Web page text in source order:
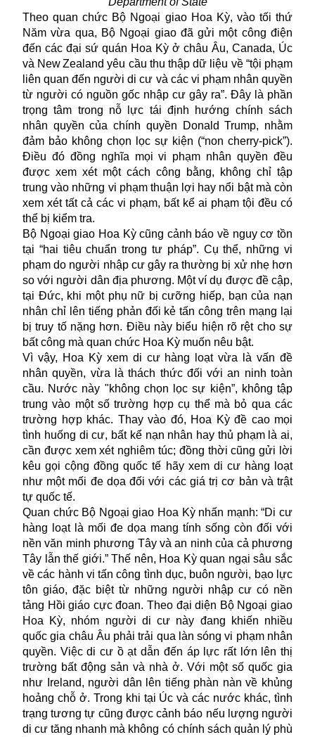
Theo quan chức Bộ Ngoại giao Hoa Kỳ, vào tối thứ
Năm vừa qua, Bộ Ngoại giao đã gửi một công điện
đến các đại sứ quán Hoa Kỳ ở châu Âu, Canada, Úc
và New Zealand yêu cầu thu thập dữ liệu về “tội phạm
liên quan đến người di cư và các vi phạm nhân quyền
từ người có nguồn gốc nhập cư gây ra”. Đây là phần
trọng tâm trong nỗ lực tái định hướng chính sách
nhân quyền của chính quyền Donald Trump, nhằm
đảm bảo không chọn lọc sự kiện (“non cherry‑pick”).
Điều đó đồng nghĩa mọi vi phạm nhân quyền đều
được xem xét một cách công bằng, không chỉ tập
trung vào những vi phạm thuận lợi hay nổi bật mà còn
xem xét tất cả các vi phạm, bất kể ai phạm tội đều có
thể bị kiểm tra.
Bộ Ngoại giao Hoa Kỳ cũng cảnh báo về nguy cơ tồn
tại “hai tiêu chuẩn trong tư pháp”. Cụ thể, những vi
phạm do người nhập cư gây ra thường bị xử nhẹ hơn
so với người dân địa phương. Một ví dụ được đề cập,
tại Đức, khi một phụ nữ bị cưỡng hiếp, bạn của nạn
nhân chỉ lên tiếng phản đối kẻ tấn công trên mạng lại
bị truy tố nặng hơn. Điều này biểu hiện rõ rệt cho sự
bất công mà quan chức Hoa Kỳ muốn nêu bật.
Vì vậy, Hoa Kỳ xem di cư hàng loạt vừa là vấn đề
nhân quyền, vừa là thách thức đối với an ninh toàn
cầu. Nước này "không chọn lọc sự kiện”, không tập
trung vào một số trường hợp cụ thể mà bỏ qua các
trường hợp khác. Thay vào đó, Hoa Kỳ đề cao mọi
tình huống di cư, bất kể nạn nhân hay thủ phạm là ai,
cần được xem xét nghiêm túc; đồng thời cũng gửi lời
kêu gọi cộng đồng quốc tế hãy xem di cư hàng loạt
như một mối đe dọa đối với các giá trị cơ bản và trật
tự quốc tế.
Quan chức Bộ Ngoại giao Hoa Kỳ nhấn mạnh: “Di cư
hàng loạt là mối đe dọa mang tính sống còn đối với
nền văn minh phương Tây và an ninh của cả phương
Tây lẫn thế giới.” Thế nên, Hoa Kỳ quan ngại sâu sắc
về các hành vi tấn công tình dục, buôn người, bạo lực
tôn giáo, đặc biệt từ những người nhập cư có nền
tảng Hồi giáo cực đoan. Theo đại diện Bộ Ngoại giao
Hoa Kỳ, nhóm người di cư này đang khiến nhiều
quốc gia châu Âu phải trải qua làn sóng vi phạm nhân
quyền. Việc di cư ồ ạt dẫn đến áp lực rất lớn lên thị
trường bất động sản và nhà ở. Với một số quốc gia
như Ireland, người dân lên tiếng phàn nàn về khủng
hoảng chỗ ở. Trong khi tại Úc và các nước khác, tình
trạng tương tự cũng được cảnh báo nếu lượng người
di cư tăng nhanh mà không có chính sách quản lý phù